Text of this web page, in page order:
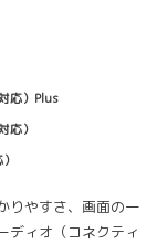
応）Plus
応）
りやすさ、画面の一
ディオ（コネクティ